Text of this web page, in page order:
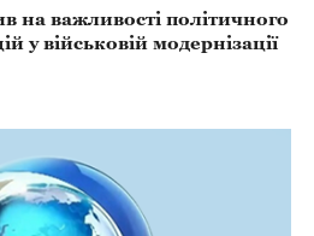
на важливості політичного
у військовій модернізації